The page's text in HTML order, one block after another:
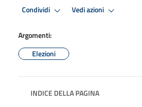
Condividi Vedi azioni
Argomenti:
Elezioni
INDICE DELLA PAGINA